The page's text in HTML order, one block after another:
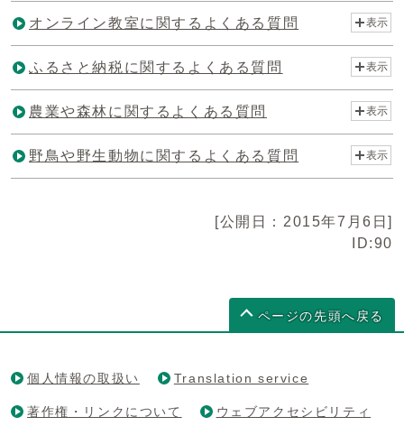
オンライン教室に関するよくある質問 表示
ふるさと納税に関するよくある質問 表示
農業や森林に関するよくある質問 表示
野鳥や野生動物に関するよくある質問 表示
[公開日：2015年7月6日]
ID:90
ページの先頭へ戻る
個人情報の取扱い Translation service
著作権・リンクについて ウェブアクセシビリティ